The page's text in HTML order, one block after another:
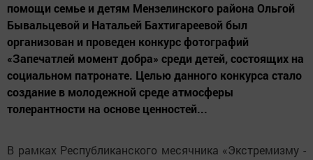
помощи семье и детям Мензелинского района Ольгой
Бывальцевой и Натальей Бахтигареевой был
организован и проведен конкурс фотографий
«Запечатлей момент добра» среди детей, состоящих на
социальном патронате. Целью данного конкурса стало
создание в молодежной среде атмосферы
толерантности на основе ценностей...
В рамках Республиканского месячника «Экстремизму -